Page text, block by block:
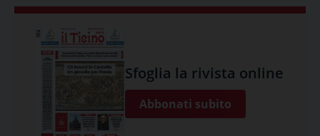
Sfoglia la rivista online
Abbonati subito